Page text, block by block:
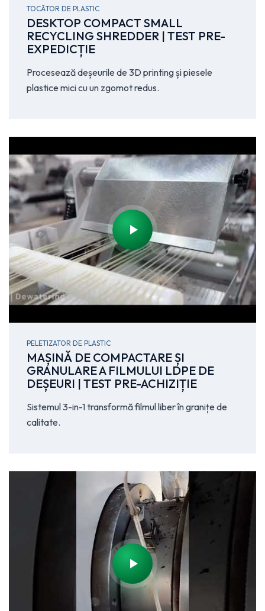
TOCĂTOR DE PLASTIC
DESKTOP COMPACT SMALL
RECYCLING SHREDDER | TEST PRE-
EXPEDICȚIE
Procesează deșeurile de 3D printing și piesele
plastice mici cu un zgomot redus.
PELETIZATOR DE PLASTIC
MAȘINĂ DE COMPACTARE ȘI
GRANULARE A FILMULUI LDPE DE
DEȘEURI | TEST PRE-ACHIZIȚIE
Sistemul 3-in-1 transformă filmul liber în granițe de
calitate.